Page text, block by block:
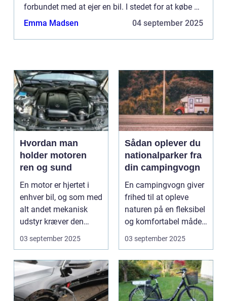
forbundet med at ejer en bil. I stedet for at købe en
bil, betaler man for at bruge den i en bestemt
Emma Madsen 04 september 2025
Hvordan man
holder motoren
ren og sund
En motor er hjertet i
enhver bil, og som med
alt andet mekanisk
udstyr kræver den
omsorg for a...
03 september 2025
Sådan oplever du
nationalparker fra
din campingvogn
En campingvogn giver
frihed til at opleve
naturen på en fleksibel
og komfortabel måde.
03 september 2025